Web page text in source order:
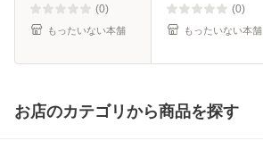
(0)
もったいない本舗
(0)
もったいない本舗
お店のカテゴリから商品を探す